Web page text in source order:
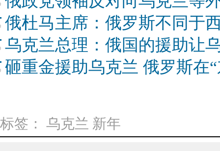
俄杜马主席：俄罗斯不同于
乌克兰总理：俄国的援助让
砸重金援助乌克兰 俄罗斯在
标签： 乌克兰 新年